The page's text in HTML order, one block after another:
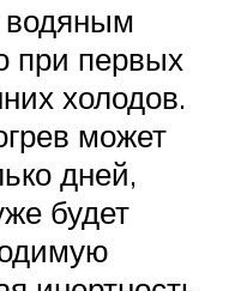
водяным
при первых
холодов.
может
дней,
будет